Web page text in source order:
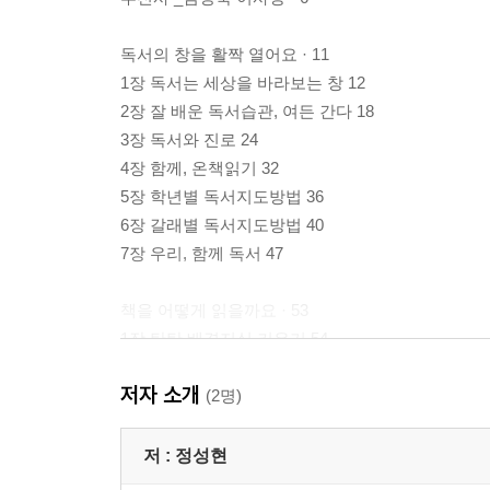
독서의 창을 활짝 열어요 · 11
1장 독서는 세상을 바라보는 창 12
2장 잘 배운 독서습관, 여든 간다 18
3장 독서와 진로 24
4장 함께, 온책읽기 32
5장 학년별 독서지도방법 36
6장 갈래별 독서지도방법 40
7장 우리, 함께 독서 47
1장 탄탄 배경지식 키우기 54
2장 꼼꼼 질문하며 읽기 56
3장 요모조모 생각하며 읽기 62
저자 소개 (2명)
저 : 정성현